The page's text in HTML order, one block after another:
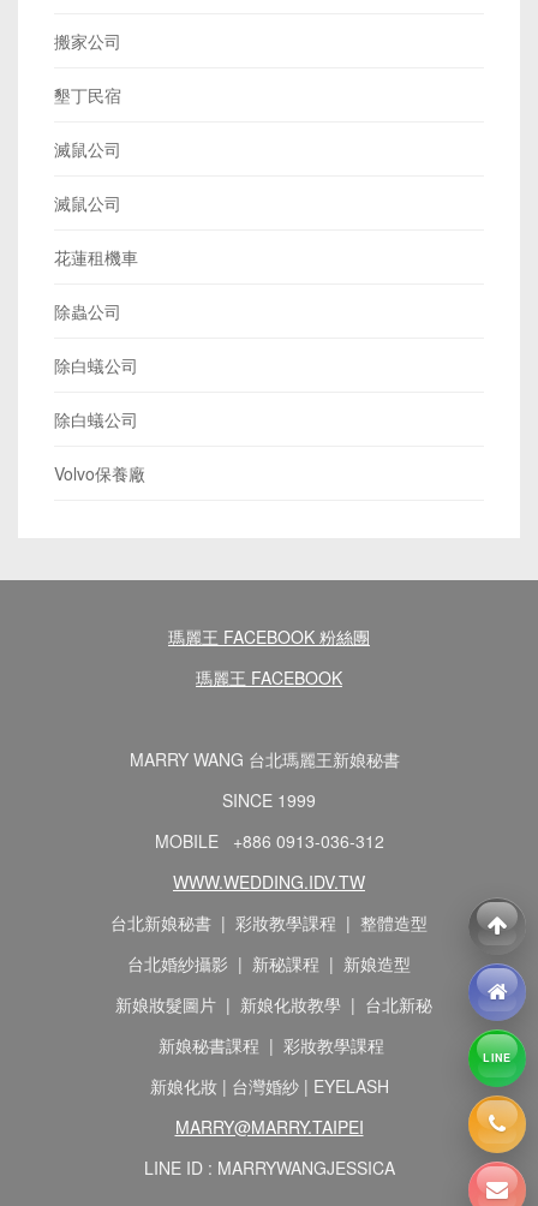
搬家公司
墾丁民宿
滅鼠公司
滅鼠公司
花蓮租機車
除蟲公司
除白蟻公司
除白蟻公司
Volvo保養廠
瑪麗王 FACEBOOK 粉絲團
瑪麗王 FACEBOOK
MARRY WANG 台北瑪麗王新娘秘書
SINCE 1999
MOBILE +886 0913-036-312
WWW.WEDDING.IDV.TW
台北新娘秘書 | 彩妝教學課程 | 整體造型
台北婚紗攝影 | 新秘課程 | 新娘造型
新娘妝髮圖片 | 新娘化妝教學 | 台北新秘
新娘秘書課程 | 彩妝教學課程
新娘化妝 | 台灣婚紗 | EYELASH
MARRY@MARRY.TAIPEI
LINE ID : MARRYWANGJESSICA
LINE